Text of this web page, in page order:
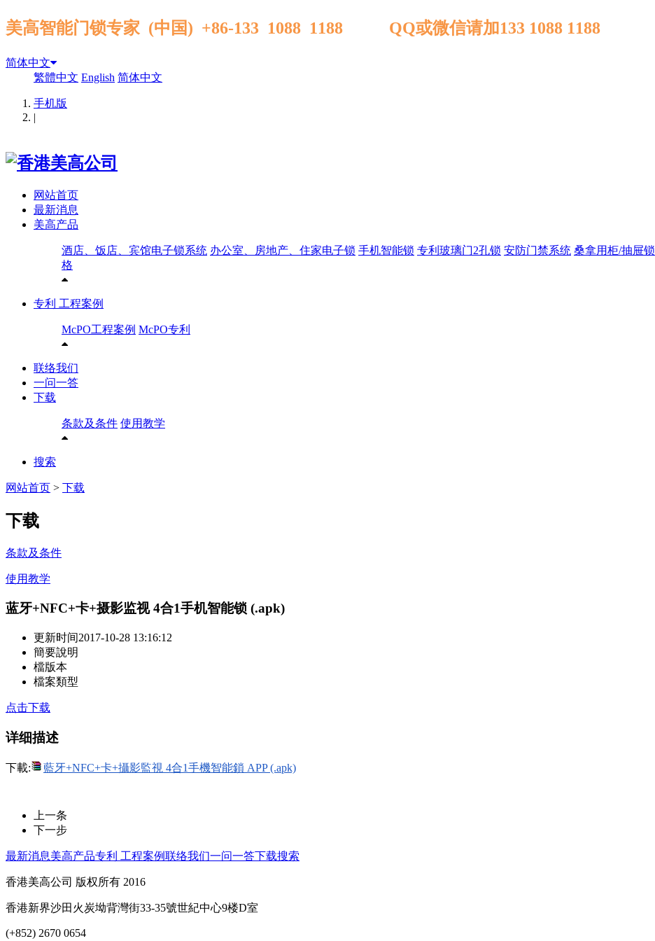
美高智能门锁专家 (中国) +86-133 1088 1188 QQ或微信请加133 1088 1188
简体中文
繁體中文 English 简体中文
手机版
|
网站首页
最新消息
美高产品
酒店、饭店、宾馆电子锁系统 办公室、房地产、住家电子锁 手机智能锁 专利玻璃门2孔锁 安防门禁系统 桑拿用柜/抽屉锁
格
专利 工程案例
McPO工程案例 McPO专利
联络我们
一问一答
下载
条款及条件 使用教学
搜索
网站首页 > 下载
下载
条款及条件
使用教学
蓝牙+NFC+卡+摄影监视 4合1手机智能锁 (.apk)
更新时间2017-10-28 13:16:12
簡要說明
檔版本
檔案類型
点击下载
详细描述
下載: 藍牙+NFC+卡+攝影監視 4合1手機智能鎖 APP (.apk)
上一条
下一步
最新消息美高产品专利 工程案例联络我们一问一答下载搜索
香港美高公司 版权所有 2016
香港新界沙田火炭坳背灣街33-35號世紀中心9楼D室
(+852) 2670 0654